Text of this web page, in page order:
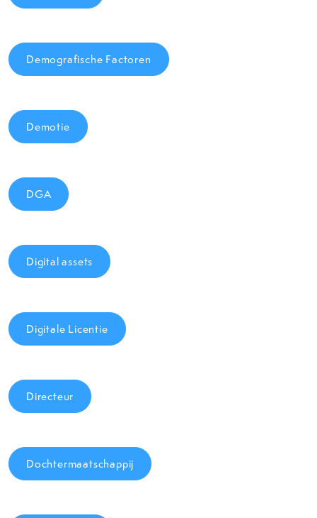
Demografische Factoren
Demotie
DGA
Digital assets
Digitale Licentie
Directeur
Dochtermaatschappij